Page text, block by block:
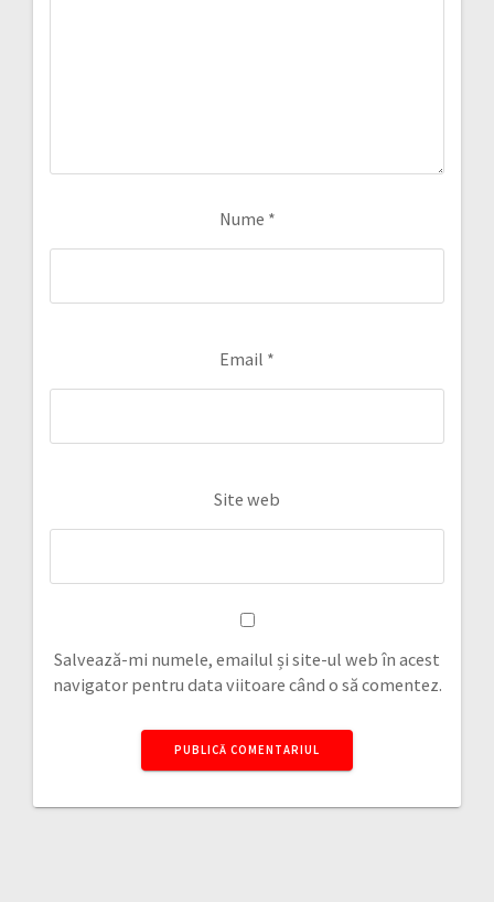
Nume *
Email *
Site web
Salvează-mi numele, emailul și site-ul web în acest
navigator pentru data viitoare când o să comentez.